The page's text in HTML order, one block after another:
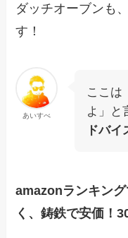
ダッチオーブンも
す！
あいすべ
ここは
よ」と
ドバ
amazonランキン
く、鋳鉄で安価！